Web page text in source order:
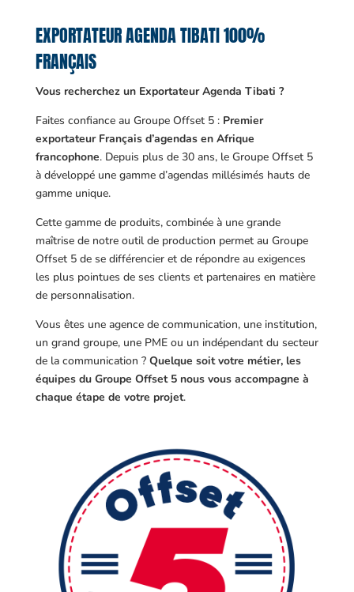
EXPORTATEUR AGENDA TIBATI 100%
FRANÇAIS
Vous recherchez un Exportateur Agenda Tibati ?
Faites confiance au Groupe Offset 5 : Premier
exportateur Français d’agendas en Afrique
francophone. Depuis plus de 30 ans, le Groupe Offset 5
à développé une gamme d’agendas millésimés hauts de
gamme unique.
Cette gamme de produits, combinée à une grande
maîtrise de notre outil de production permet au Groupe
Offset 5 de se différencier et de répondre au exigences
les plus pointues de ses clients et partenaires en matière
de personnalisation.
Vous êtes une agence de communication, une institution,
un grand groupe, une PME ou un indépendant du secteur
de la communication ? Quelque soit votre métier, les
équipes du Groupe Offset 5 nous vous accompagne à
chaque étape de votre projet.